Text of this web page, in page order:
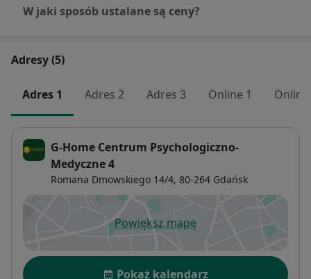
W jaki sposób ustalane są ceny?
Adresy (5)
Adres 1 Adres 2 Adres 3 Online 1 Online
G-Home Centrum Psychologiczno-
Medyczne 4
Romana Dmowskiego 14/4, 80-264 Gdańsk
Powiększ mapęotwiera się w nowej karcie
Dostępność
Pokaż kalendarz